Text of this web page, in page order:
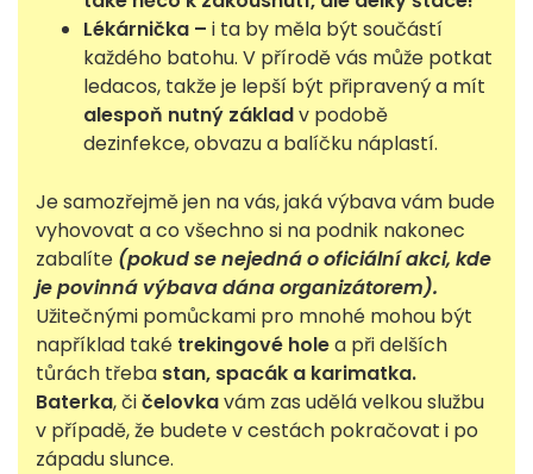
Lékárnička – i ta by měla být součástí
každého batohu. V přírodě vás může potkat
ledacos, takže je lepší být připravený a mít
alespoň nutný základv podobě
dezinfekce, obvazu a balíčku náplastí.
Je samozřejmě jen na vás, jaká výbava vám bude
vyhovovat a co všechno si na podnik nakonec
zabalíte (pokud se nejedná o oficiální akci, kde
je povinná výbava dána organizátorem).
Užitečnými pomůckami pro mnohé mohou být
například také trekingové holea při delších
tůrách třeba stan, spacák a karimatka.
Baterka, čičelovkavám zas udělá velkou službu
v případě, že budete v cestách pokračovat i po
západu slunce.